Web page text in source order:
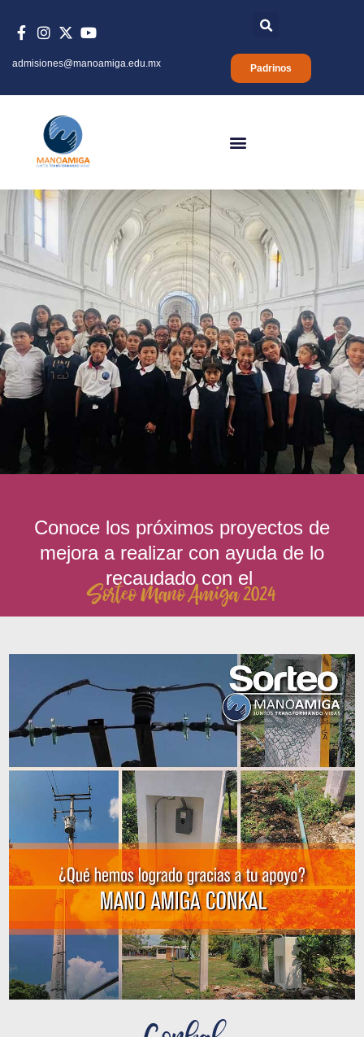
Padrinos
admisiones@manoamiga.edu.mx
Conoce los próximos proyectos de
mejora a realizar con ayuda de lo
recaudado con el
Sorteo Mano Amiga 2024